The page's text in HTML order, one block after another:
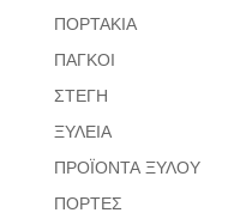
ΠΟΡΤΑΚΙΑ
ΠΑΓΚΟΙ
ΣΤΕΓΗ
ΞΥΛΕΙΑ
ΠΡΟΪΟΝΤΑ ΞΥΛΟΥ
ΠΟΡΤΕΣ